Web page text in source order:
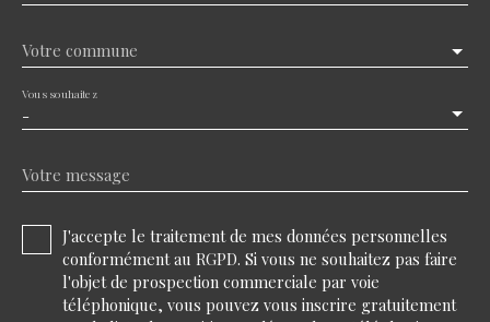
Votre commune
-
Vous souhaitez
Votre message
J'accepte le traitement de mes données personnelles
conformément au RGPD. Si vous ne souhaitez pas faire
l'objet de prospection commerciale par voie
téléphonique, vous pouvez vous inscrire gratuitement